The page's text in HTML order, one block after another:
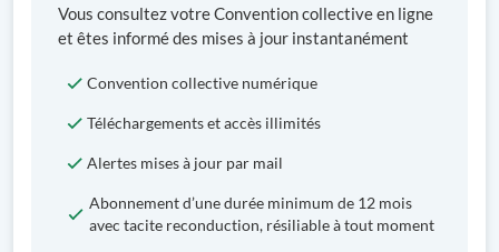
Vous consultez votre Convention collective en ligne
et êtes informé des mises à jour instantanément
Convention collective numérique
Téléchargements et accès illimités
Alertes mises à jour par mail
Abonnement d’une durée minimum de 12 mois
avec tacite reconduction, résiliable à tout moment